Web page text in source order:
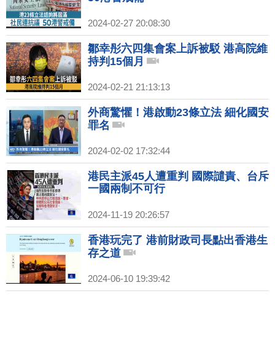
2024-02-27 20:08:30
鄒幸彤六四集會案上訴被駁 港高院維
持判15個月
2024-02-21 21:13:13
外商驚懼！港啟動23條立法 細化國安
罪名
2024-02-02 17:32:44
港民主派45人遭重判 國際譴責、台斥
一國兩制不可行
2024-11-19 20:26:57
香港玩完了 港前財政司長點出香港生
存之道
2024-06-10 19:39:42